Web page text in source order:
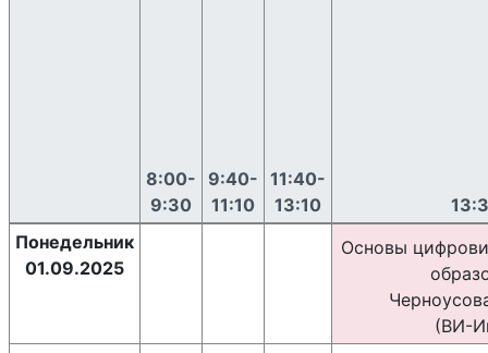
8:00-
9:30
9:40-
11:10
11:40-
13:10
Понедельник
01.09.2025
Основы
(ВИ-